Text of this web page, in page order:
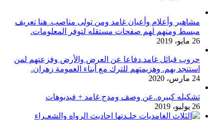
مشاهير وأعلام وأعيان غامد ومن تولى مناصب. هنا تعريف
مبسط ومنهم لهم صفحات مستقله لتوفر المعلومات.
26 مايو، 2019
حروب قبائل غامد.دفاعا عن العرض والأرض وفزعتهم لمن
استنجد بهم. وهزيمتهم للترك مع أبناء العمومة زهران.
24 مارس، 2020
تشكيله كبيره..عن وصف ومدح غامد + فيديوهات
26 يوليو، 2019